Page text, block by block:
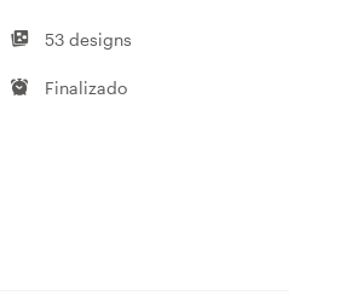
53 designs
Finalizado